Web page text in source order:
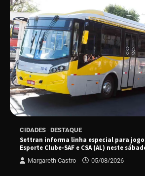
CIDADES DESTAQUE
Settran informa linha especial para
Esporte Clube-SAF e CSA (AL) neste
Margareth Castro 05/08/2026
“Uma prosa de valor” é o
conversa com o diretor e
espetáculo Bárbara
“Tom na Fazenda”
sucesso absoluto em 2025
Senac em Uberlândia
de Tricologia e Terapia